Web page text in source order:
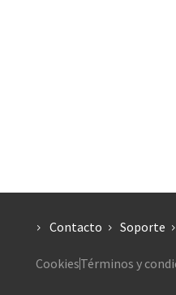
Contacto Soporte
CookiesTérminos y